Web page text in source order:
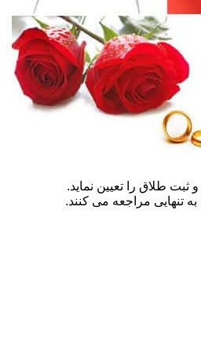
طلاق را تعیین نماید.
تنهایی مراجعه می کنند.